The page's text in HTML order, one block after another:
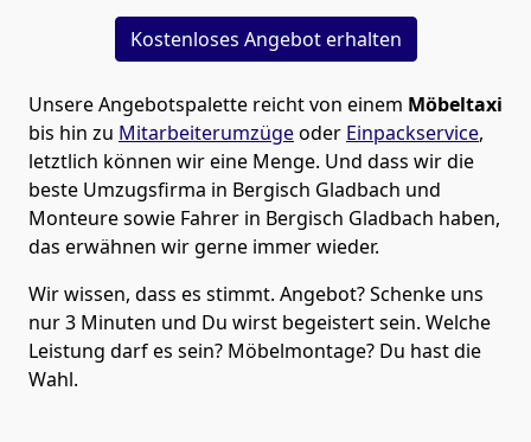
Kostenloses Angebot erhalten
Unsere Angebotspalette reicht von einem Möbeltaxi
bis hin zu Mitarbeiterumzügeoder Einpackservice,
letztlich können wir eine Menge. Und dass wir die
beste Umzugsfirma in Bergisch Gladbach und
Monteure sowie Fahrer in Bergisch Gladbach haben,
das erwähnen wir gerne immer wieder.
Wir wissen, dass es stimmt. Angebot? Schenke uns
nur 3 Minuten und Du wirst begeistert sein. Welche
Leistung darf es sein? Möbelmontage? Du hast die
Wahl.